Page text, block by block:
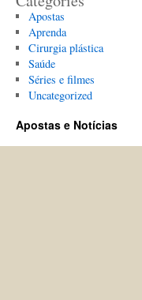
Apostas
Aprenda
Cirurgia plástica
Saúde
Séries e filmes
Uncategorized
Apostas e Notícias